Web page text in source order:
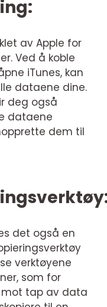
av Apple for
Ved å koble
iTunes, kan
dataene dine.
deg også
dataene
dem til
det også en
verktøyene
som for
mot tap av data